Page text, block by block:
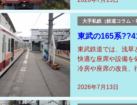
大手私鉄（鉄道コラム・
東武の165系
2026年7月13日
東武鉄道では、浅草
快適な座席や設備を
冷房や座席の改良、